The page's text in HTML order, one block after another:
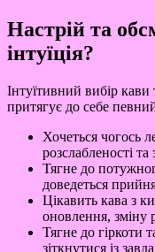
Настрій та
інтуїція?
Інтуїтивний вибір
притягує до себе
Хочеться чогось
розслабленості та
Тягне до
доведеться
Цікавить кава з
оновлення, зміну
Тягне до гіркоти
зіткнутися із